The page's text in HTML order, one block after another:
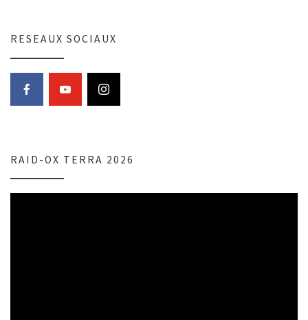
RESEAUX SOCIAUX
RAID-OX TERRA 2026